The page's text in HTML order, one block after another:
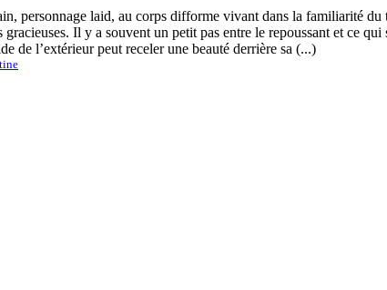
personnage laid, au corps difforme vivant dans la familiarité
gracieuses. Il y a souvent un petit pas entre le repoussant et ce
de l’extérieur peut receler une beauté derrière sa (...)